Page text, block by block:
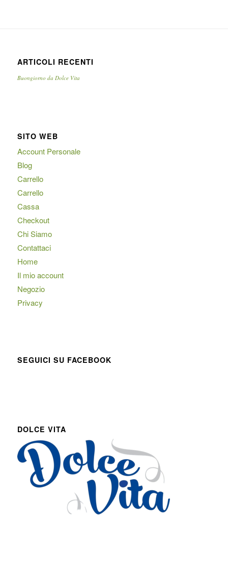
ARTICOLI RECENTI
Buongiorno da Dolce Vita
SITO WEB
Account Personale
Blog
Carrello
Carrello
Cassa
Checkout
Chi Siamo
Contattaci
Home
Il mio account
Negozio
Privacy
SEGUICI SU FACEBOOK
DOLCE VITA